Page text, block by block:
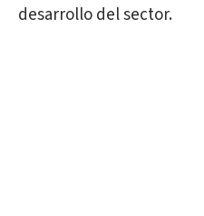
desarrollo del sector.